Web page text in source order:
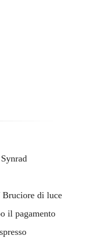
di luce
il pagamento